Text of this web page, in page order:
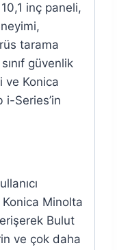
inç paneli,
tarama
güvenlik
ve Konica
Series’in
Minolta
Bulut
ve çok daha